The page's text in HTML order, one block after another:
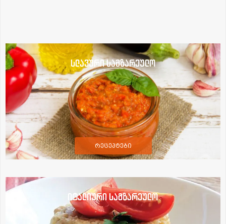
სლავური სამზარეულო
რეცეპტები
იტალიური სამზარეულო